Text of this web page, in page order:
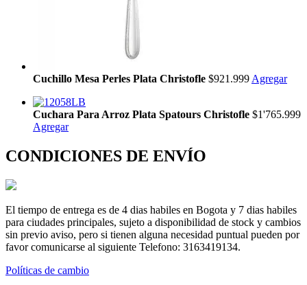
Cuchillo Mesa Perles Plata Christofle $921.999 Agregar
Cuchara Para Arroz Plata Spatours Christofle $1'765.999
Agregar
CONDICIONES DE ENVÍO
El tiempo de entrega es de 4 dias habiles en Bogota y 7 dias habiles
para ciudades principales, sujeto a disponibilidad de stock y cambios
sin previo aviso, pero si tienen alguna necesidad puntual pueden por
favor comunicarse al siguiente Telefono: 3163419134.
Políticas de cambio